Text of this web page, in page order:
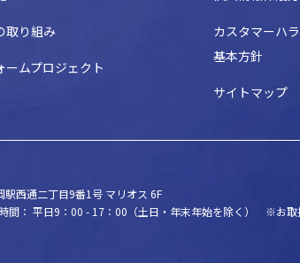
取り組み
ームプロジェクト
カスタマーハ
基本方針
サイトマップ
駅西通二丁目9番1号 マリオス 6F
間： 平日9：00 - 17：00（土日・年末年始を除く） ※お取